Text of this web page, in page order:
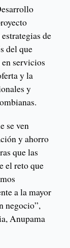
de
del que
servicios
y la
y
se ven
y ahorro
que las
el reto que
a la mayor
negocio”,
Anupama